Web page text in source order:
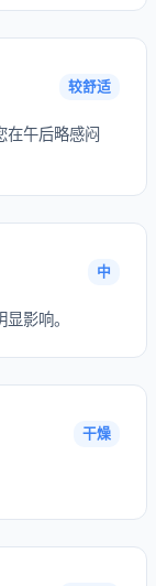
较舒适
在午后略感闷
中
影响。
干燥